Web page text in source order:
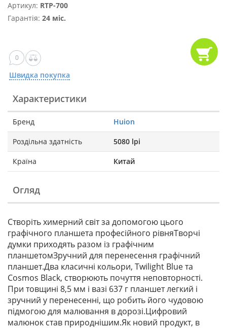
Артикул: RTP-700
Гарантія: 24 міс.
0
Швидка покупка
Характеристики
Бренд Huion
Роздільна здатність 5080 lpi
Країна Китай
Огляд
Створіть химерний світ за допомогою цього
графічного планшета професійного рівняТворчі
думки приходять разом із графічним
планшетомЗручний для перенесення графічний
планшет.Два класичні кольори, Twilight Blue та
Cosmos Black, створюють почуття неповторності.
При товщині 8,5 мм і вазі 637 г планшет легкий і
зручний у перенесенні, що робить його чудовою
підмогою для малювання в дорозі.Цифровий
малюнок став природнішим.Як новий продукт, в